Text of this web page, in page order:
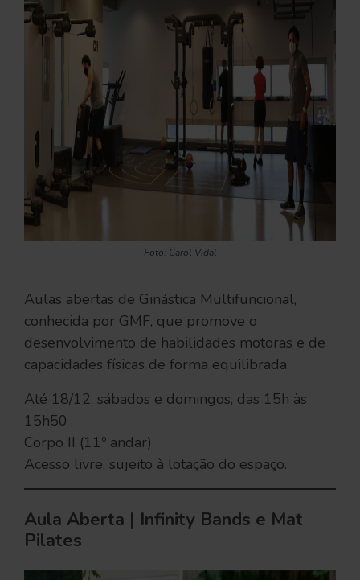
Foto: Carol Vidal
Aulas abertas de Ginástica Multifuncional,
conhecida por GMF, que promove o
desenvolvimento de habilidades motoras e de
capacidades físicas de forma equilibrada.
Até 18/12, sábados e domingos, das 15h às
15h50
Corpo II (11º andar)
Acesso livre, sujeito à lotação do espaço.
Aula Aberta | Infinity Bands e Mat
Pilates